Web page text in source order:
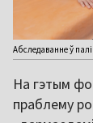
Абследаванне ў
На гэтым
праблему